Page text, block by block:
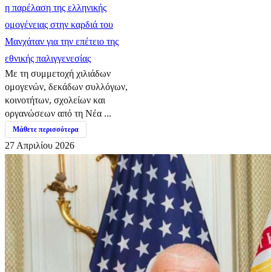
η παρέλαση της ελληνικής
ομογένειας στην καρδιά του
Μανχάταν για την επέτειο της
εθνικής παλιγγενεσίας
Με τη συμμετοχή χιλιάδων
ομογενών, δεκάδων συλλόγων,
κοινοτήτων, σχολείων και
οργανώσεων από τη Νέα ...
Μάθετε περισσότερα
27 Απριλίου 2026